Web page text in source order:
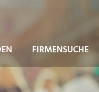
FIRMENSUCHE